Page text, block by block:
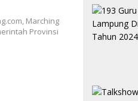
Marching
Provinsi